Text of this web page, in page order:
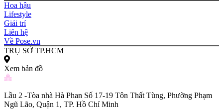
Hoa hậu
Lifestyle
Giải trí
Liên hệ
Về Pose.vn
TRỤ SỞ TP.HCM
Xem bản đồ
Lầu 2 -Tòa nhà Hà Phan Số 17-19 Tôn Thất Tùng, Phường Phạm
Ngũ Lão, Quận 1, TP. Hồ Chí Minh